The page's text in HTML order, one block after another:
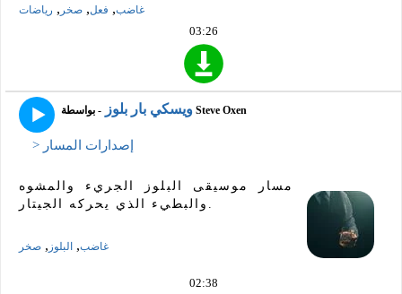
غاضب, فعل, صخر , رياضات
03:26
ويسكي بار بلوز - بواسطة Steve Oxen
> إصدارات المسار
مسار موسيقى البلوز الجريء والمشوه
غاضب, البلوز , صخر
02:38